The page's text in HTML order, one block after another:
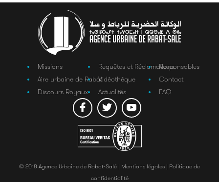
Missions
Aire urbaine de Rabat
Discours Royaux
Requêtes et Réclamations
Vidéothèque
Actualités
Responsables
Contact
FAQ
© 2018 Agence Urbaine de Rabat-Salé | Mentions légales | Politique de
confidentialité